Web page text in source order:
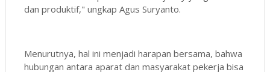
dan produktif," ungkap Agus Suryanto.
Menurutnya, hal ini menjadi harapan bersama, bahwa
hubungan antara aparat dan masyarakat pekerja bisa